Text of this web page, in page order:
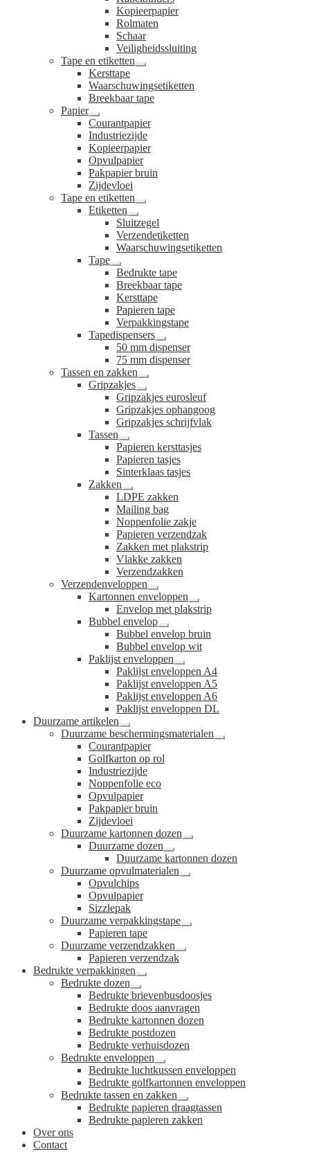
Kopieerpapier
Rolmaten
Schaar
Veiligheidssluiting
Tape en etiketten
Submenu
uitvouwen
Kersttape
Waarschuwingsetiketten
Breekbaar tape
Papier
Submenu
uitvouwen
Courantpapier
Industriezijde
Kopieerpapier
Opvulpapier
Pakpapier bruin
Zijdevloei
Tape en etiketten
Submenu
uitvouwen
Etiketten
Submenu
uitvouwen
Sluitzegel
Verzendetiketten
Waarschuwingsetiketten
Tape
Submenu
uitvouwen
Bedrukte tape
Breekbaar tape
Kersttape
Papieren tape
Verpakkingstape
Tapedispensers
Submenu
uitvouwen
50 mm dispenser
75 mm dispenser
Tassen en zakken
Submenu
uitvouwen
Gripzakjes
Submenu
uitvouwen
Gripzakjes eurosleuf
Gripzakjes ophangoog
Gripzakjes schrijfvlak
Tassen
Submenu
uitvouwen
Papieren kersttasjes
Papieren tasjes
Sinterklaas tasjes
Zakken
Submenu
uitvouwen
LDPE zakken
Mailing bag
Noppenfolie zakje
Papieren verzendzak
Zakken met plakstrip
Vlakke zakken
Verzendzakken
Verzendenveloppen
Submenu
uitvouwen
Kartonnen enveloppen
Submenu
uitvouwen
Envelop met plakstrip
Bubbel envelop
Submenu
uitvouwen
Bubbel envelop bruin
Bubbel envelop wit
Paklijst enveloppen
Submenu
uitvouwen
Paklijst enveloppen A4
Paklijst enveloppen A5
Paklijst enveloppen A6
Paklijst enveloppen DL
Duurzame artikelen
Submenu
uitvouwen
Duurzame beschermingsmaterialen
Submenu
Courantpapier
Golfkarton op rol
Industriezijde
Noppenfolie eco
Opvulpapier
Pakpapier bruin
Zijdevloei
Duurzame kartonnen dozen
Submenu
uitvouwen
Duurzame dozen
Submenu
uitvouwen
Duurzame kartonnen dozen
Duurzame opvulmaterialen
Submenu
Opvulchips
Opvulpapier
Sizzlepak
Duurzame verpakkingstape
Submenu
Papieren tape
Duurzame verzendzakken
Submenu
Papieren verzendzak
Bedrukte verpakkingen
Submenu
uitvouwen
Bedrukte dozen
Submenu
uitvouwen
Bedrukte brievenbusdoosjes
Bedrukte doos aanvragen
Bedrukte kartonnen dozen
Bedrukte postdozen
Bedrukte verhuisdozen
Bedrukte enveloppen
Submenu
uitvouwen
Bedrukte luchtkussen enveloppen
Bedrukte golfkartonnen enveloppen
Bedrukte tassen en zakken
Submenu
uitvouwen
Bedrukte papieren draagtassen
Bedrukte papieren zakken
Over ons
Contact